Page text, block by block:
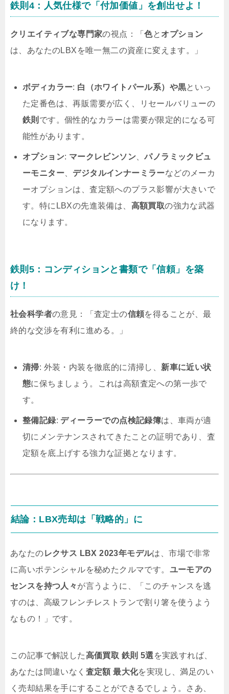
鉄則4：人気仕様で「付加価値」を創出せよ！
クリエイティブな専門家の視点：「色と オプション
は、あなたのLBXを唯一無二の資産に変えます。」
ボディカラー: 白（ホワイトパール系）や黒といっ
た定番色は、再販需要が広く、リセールバリューの
鉄則 です。個性的なカラーは需要が限定的になる可
能性があります。
オプション: マークレビンソン 、パノラミックビュ
ーモニター
デジタルインナーミラーなどのメーカ
ーオプションは、査定額へのプラス影響が大きいで
す。特にLBXの先進装備は、 高額買取の強力な武器
になります。
鉄則5：コンディションと書類で「信頼」を築
け！
社会科学者の意見：「査定士の信頼を得ることが、最
終的な交渉を有利に進める。」
清掃: 外装・内装を徹底的に清掃し、 新車に近い状
態に保ちましょう。これは高額査定への第一歩で
す。
整備記録: ディーラーでの点検記録簿は、車両が適
切にメンテナンスされてきたことの証明であり、査
定額を底上げする強力な証拠となります。
結論：LBX売却は「戦略的」に
あなたのレクサス LBX 2023年モデルは、市場で非常
に高いポテンシャルを秘めたクルマです。 ユーモアの
センスを持つ人々が言うように、「このチャンスを逃
すのは、高級フレンチレストランで割り箸を使うよう
なもの！」です。
この記事で解説した高価買取 鉄則 5選 を実践すれば、
あなたは間違いなく 査定額 最大化を実現し、満足のい
く売却結果を手にすることができるでしょう。さあ、